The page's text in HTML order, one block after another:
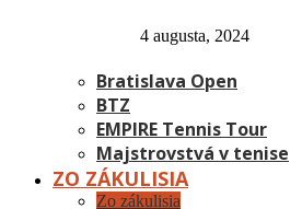
4 augusta, 2024
Bratislava Open
BTZ
EMPIRE Tennis Tour
Majstrovstvá v tenise
ZO ZÁKULISIA
Zo zákulisia